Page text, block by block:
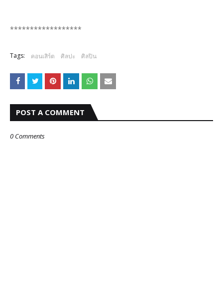
******************
Tags: คอนเสิร์ต ศิลปะ ศิลปิน
POST A COMMENT
0 Comments